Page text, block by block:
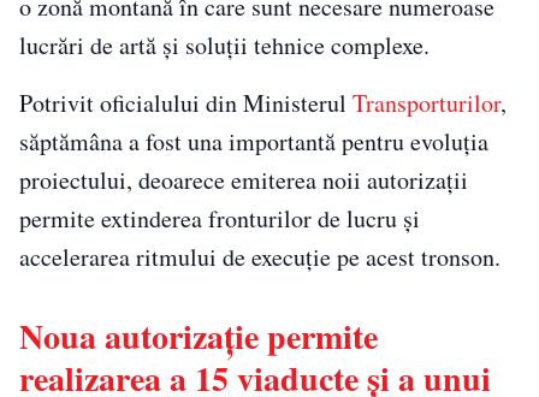
o zonă montană în care sunt necesare numeroase
lucrări de artă și soluții tehnice complexe.
Potrivit oficialului din Ministerul Transporturilor,
săptămâna a fost una importantă pentru evoluția
proiectului, deoarece emiterea noii autorizații
permite extinderea fronturilor de lucru și
accelerarea ritmului de execuție pe acest tronson.
Noua autorizație permite
realizarea a 15 viaducte și a unui